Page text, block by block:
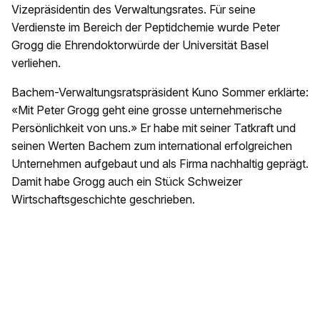
Vizepräsidentin des Verwaltungsrates. Für seine
Verdienste im Bereich der Peptidchemie wurde Peter
Grogg die Ehrendoktorwürde der Universität Basel
verliehen.
Bachem-Verwaltungsratspräsident Kuno Sommer erklärte:
«Mit Peter Grogg geht eine grosse unternehmerische
Persönlichkeit von uns.» Er habe mit seiner Tatkraft und
seinen Werten Bachem zum international erfolgreichen
Unternehmen aufgebaut und als Firma nachhaltig geprägt.
Damit habe Grogg auch ein Stück Schweizer
Wirtschaftsgeschichte geschrieben.